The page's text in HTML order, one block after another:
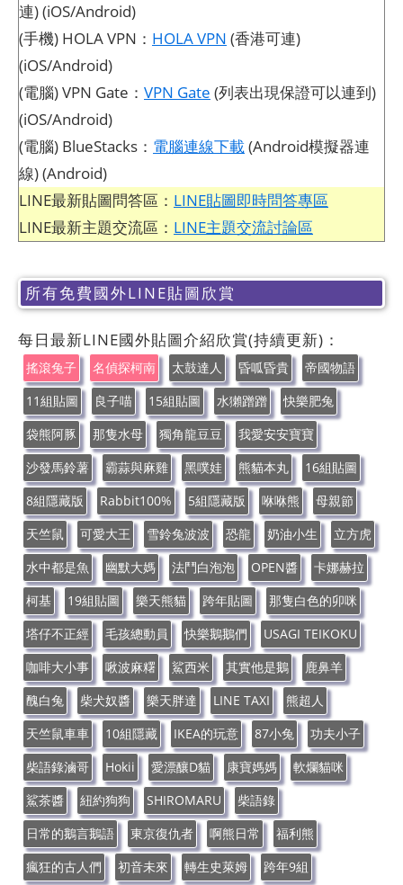
連) (iOS/Android)
(手機) HOLA VPN： HOLA VPN (香港可連)
(iOS/Android)
(電腦) VPN Gate： VPN Gate (列表出現保證可以連到)
(iOS/Android)
(電腦) BlueStacks： 電腦連線下載(Android模擬器連
線) (Android)
LINE最新貼圖問答區： LINE貼圖即時問答專區
LINE最新主題交流區： LINE主題交流討論區
所有免費國外LINE貼圖欣賞
每日最新LINE國外貼圖介紹欣賞(持續更新)：
搖滾兔子 名偵探柯南 太鼓達人 昏呱昏貴
帝國物語
11組貼圖
良子喵 15組貼圖 水獺蹭蹭
快樂肥兔
袋熊阿豚
那隻水母 獨角龍豆豆
我愛安安寶寶
沙發馬鈴薯
霸蒜與麻雞 黑噗娃 熊貓本丸
16組貼圖
8組隱藏版
Rabbit100% 5組隱藏版 咻咻熊
母親節
天竺鼠
可愛大王 雪鈴兔波波 恐龍 奶油小生
立方虎
水中都是魚
幽默大媽 法鬥白泡泡 OPEN醬
卡娜赫拉
柯基
19組貼圖 樂天熊貓 跨年貼圖
那隻白色的卯咪
塔仔不正經
毛孩總動員 快樂鵝鵝們
USAGI TEIKOKU
咖啡大小事
啾波麻糬 鯊西米 其實他是鵝
鹿鼻羊
醜白兔
柴犬奴醬 樂天胖達 LINE TAXI
熊超人
天竺鼠車車
10組隱藏 IKEA的玩意 87小兔
功夫小子
柴語錄滷哥
Hokii 愛漂釀D貓 康寶媽媽
軟爛貓咪
鯊茶醬
紐約狗狗 SHIROMARU
柴語錄
日常的鵝言鵝語
東京復仇者 啊熊日常
福利熊
瘋狂的古人們
初音未來 轉生史萊姆
跨年9組